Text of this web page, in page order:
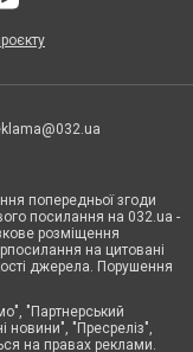
попередньої згоди
посилання на 032.ua -
розміщення
на цитовані
джерела. Порушення
"Партнерський
новини", "Пресреліз",
на правах реклами.